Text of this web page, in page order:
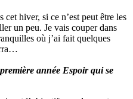
hiver, si ce n’est peut être les
un peu. Je vais couper dans
où j’ai fait quelques
année Espoir qui se